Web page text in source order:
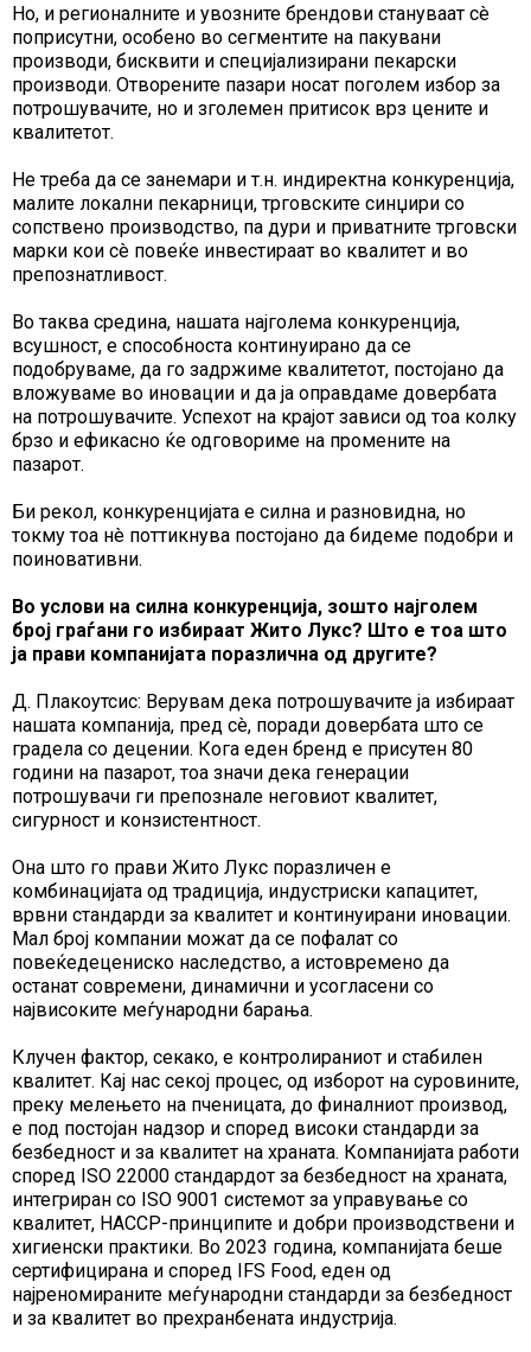
Но, и регионалните и увозните брендови стануваат сè
поприсутни, особено во сегментите на пакувани
производи, бисквити и специјализирани пекарски
производи. Отворените пазари носат поголем избор за
потрошувачите, но и зголемен притисок врз цените и
квалитетот.
Не треба да се занемари и т.н. индиректна конкуренција,
малите локални пекарници, трговските синџири со
сопствено производство, па дури и приватните трговски
марки кои сè повеќе инвестираат во квалитет и во
препознатливост.
Во таква средина, нашата најголема конкуренција,
всушност, е способноста континуирано да се
подобруваме, да го задржиме квалитетот, постојано да
вложуваме во иновации и да ја оправдаме довербата
на потрошувачите. Успехот на крајот зависи од тоа колку
брзо и ефикасно ќе одговориме на промените на
пазарот.
Би рекол, конкуренцијата е силна и разновидна, но
токму тоа нè поттикнува постојано да бидеме подобри и
поиновативни.
Во услови на силна конкуренција, зошто најголем
број граѓани го избираат Жито Лукс? Што е тоа што
ја прави компанијата поразлична од другите?
Д. Плакоутсис: Верувам дека потрошувачите ја избираат
нашата компанија, пред сè, поради довербата што се
градела со децении. Кога еден бренд е присутен 80
години на пазарот, тоа значи дека генерации
потрошувачи ги препознале неговиот квалитет,
сигурност и конзистентност.
Она што го прави Жито Лукс поразличен е
комбинацијата од традиција, индустриски капацитет,
врвни стандарди за квалитет и континуирани иновации.
Мал број компании можат да се пофалат со
повеќедецениско наследство, а истовремено да
останат современи, динамични и усогласени со
највисоките меѓународни барања.
Клучен фактор, секако, е контролираниот и стабилен
квалитет. Кај нас секој процес, од изборот на суровините,
преку мелењето на пченицата, до финалниот производ,
е под постојан надзор и според високи стандарди за
безбедност и за квалитет на храната. Компанијата работи
според ISO 22000 стандардот за безбедност на храната,
интегриран со ISO 9001 системот за управување со
квалитет, HACCP-принципите и добри производствени и
хигиенски практики. Во 2023 година, компанијата беше
сертифицирана и според IFS Food, еден од
најреномираните меѓународни стандарди за безбедност
и за квалитет во прехранбената индустрија.